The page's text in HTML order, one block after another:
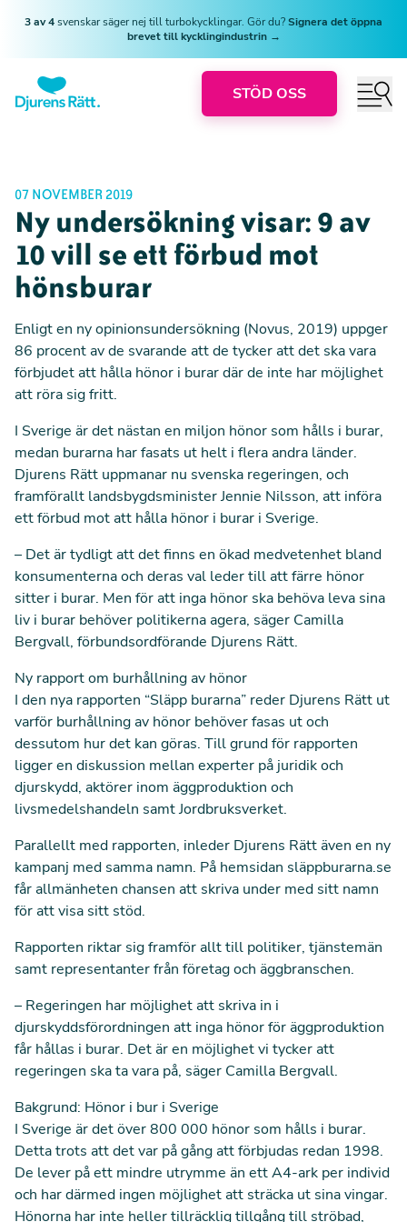
3 av 4svenskar säger nej till turbokycklingar. Gör du?Signera det öppna
brevet till kycklingindustrin →
STÖD OSS
07 NOVEMBER 2019
Ny undersökning visar: 9 av
10 vill se ett förbud mot
hönsburar
Enligt en ny opinionsundersökning (Novus, 2019) uppger
86 procent av de svarande att de tycker att det ska vara
förbjudet att hålla hönor i burar där de inte har möjlighet
att röra sig fritt.
I Sverige är det nästan en miljon hönor som hålls i burar,
medan burarna har fasats ut helt i flera andra länder.
Djurens Rätt uppmanar nu svenska regeringen, och
framförallt landsbygdsminister Jennie Nilsson, att införa
ett förbud mot att hålla hönor i burar i Sverige.
– Det är tydligt att det finns en ökad medvetenhet bland
konsumenterna och deras val leder till att färre hönor
sitter i burar. Men för att inga hönor ska behöva leva sina
liv i burar behöver politikerna agera, säger Camilla
Bergvall, förbundsordförande Djurens Rätt.
Ny rapport om burhållning av hönor
I den nya rapporten “Släpp burarna” reder Djurens Rätt ut
varför burhållning av hönor behöver fasas ut och
dessutom hur det kan göras. Till grund för rapporten
ligger en diskussion mellan experter på juridik och
djurskydd, aktörer inom äggproduktion och
livsmedelshandeln samt Jordbruksverket.
Parallellt med rapporten, inleder Djurens Rätt även en ny
kampanj med samma namn. På hemsidan släppburarna.se
får allmänheten chansen att skriva under med sitt namn
för att visa sitt stöd.
Rapporten riktar sig framför allt till politiker, tjänstemän
samt representanter från företag och äggbranschen.
– Regeringen har möjlighet att skriva in i
djurskyddsförordningen att inga hönor för äggproduktion
får hållas i burar. Det är en möjlighet vi tycker att
regeringen ska ta vara på, säger Camilla Bergvall.
Bakgrund: Hönor i bur i Sverige
I Sverige är det över 800 000 hönor som hålls i burar.
Detta trots att det var på gång att förbjudas redan 1998.
De lever på ett mindre utrymme än ett A4-ark per individ
och har därmed ingen möjlighet att sträcka ut sina vingar.
Hönorna har inte heller tillräcklig tillgång till ströbad,